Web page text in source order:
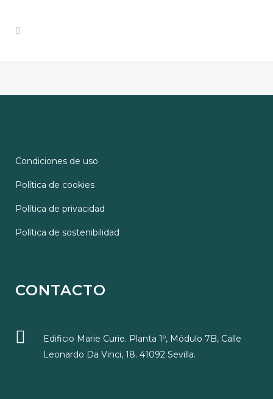
Condiciones de uso
Política de cookies
Política de privacidad
Política de sostenibilidad
CONTACTO
Edificio Marie Curie. Planta 1º, Módulo 7B, Calle
Leonardo Da Vinci, 18. 41092 Sevilla.